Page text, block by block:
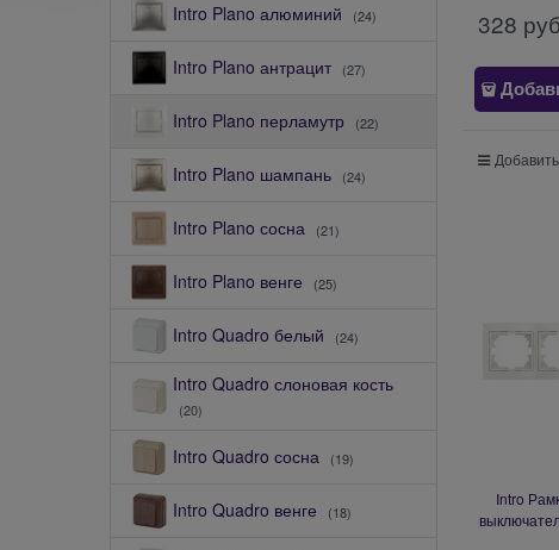
Intro Plano алюминий (24)
Intro Plano антрацит (27)
Intro Plano перламутр (22)
Intro Plano шампань (24)
Intro Plano сосна (21)
Intro Plano венге (25)
Intro Quadro белый (24)
Intro Quadro слоновая кость
(20)
Intro Quadro сосна (19)
Intro Quadro венге (18)
328
Intro